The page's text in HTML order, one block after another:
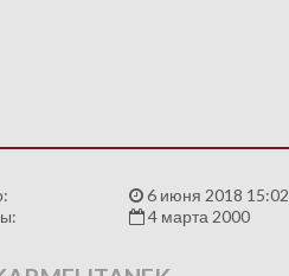
6 июня 2018 15:02
4 марта 2000